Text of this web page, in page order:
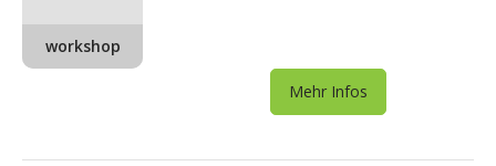
workshop
Mehr Infos